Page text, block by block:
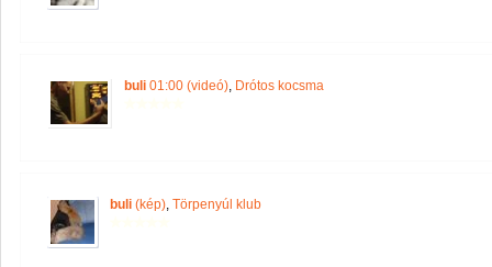
buli 01:00 (videó), Drótos kocsma
buli (kép), Törpenyúl klub